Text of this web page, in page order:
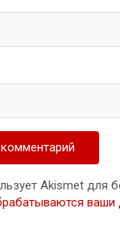
Akismet для
ваши